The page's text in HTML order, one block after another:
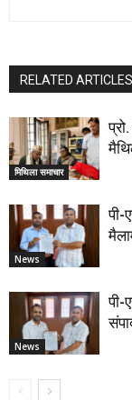
RELATED ARTICLES
मिथिला समाचार
News
पी-
News
पी-